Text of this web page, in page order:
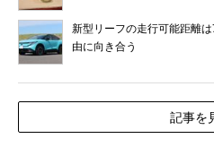
新型リーフの走行可能距離
由に向き合う
記事を